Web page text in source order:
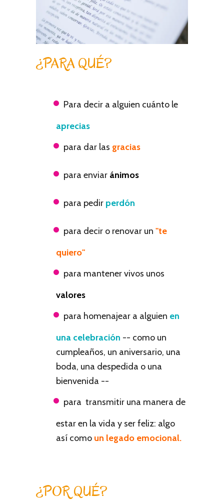
¿PARA QUÉ?
Para decir a alguien cuánto le
aprecias
para dar las gracias
para enviar ánimos
para pedir perdón
para decir o renovar un"te
quiero"
para mantener vivos unos
valores
para homenajear a alguien en
una celebración -- como un
cumpleaños, un aniversario, una
boda, una despedida o una
bienvenida --
para transmitir una manera de
estar en la vida y ser feliz: algo
así como un legado emocional.
¿POR QUÉ?